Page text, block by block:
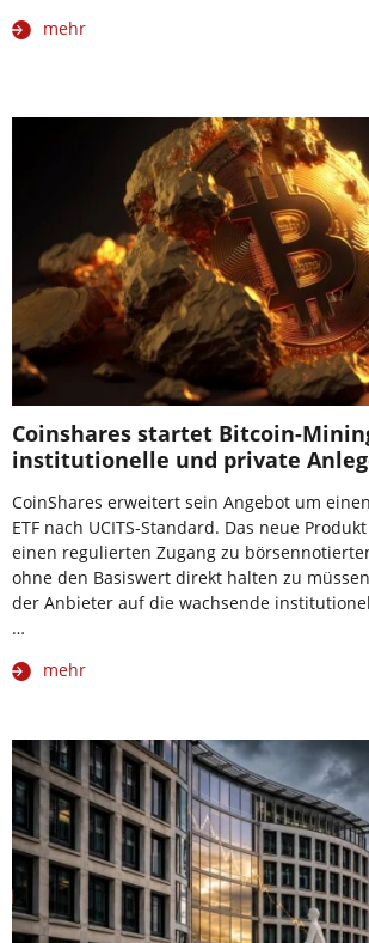
mehr
Coinshares startet Bitcoin-
institutionelle und private
CoinShares erweitert sein Angebot um
ETF nach UCITS-Standard. Das neue
einen regulierten Zugang zu
ohne den Basiswert direkt halten zu
der Anbieter auf die wachsende
…
mehr